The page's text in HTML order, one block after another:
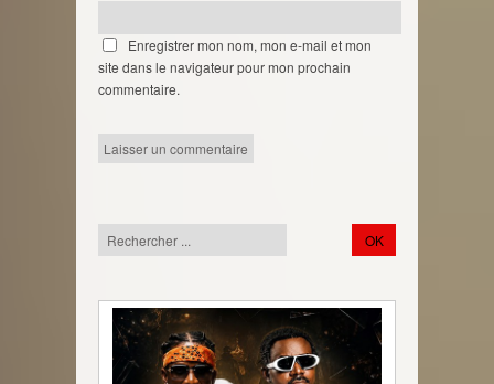
Enregistrer mon nom, mon e-mail et mon
site dans le navigateur pour mon prochain
commentaire.